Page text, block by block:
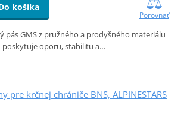
košíka
Porovnať
pás GMS z pružného a prodyšného materiálu
poskytuje oporu, stabilitu a…
pre krčnej chrániče BNS, ALPINESTARS